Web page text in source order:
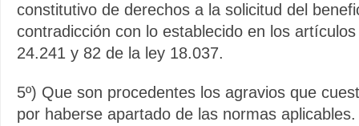
constitutivo de derechos a la solicitud del
contradicción con lo establecido en los
24.241 y 82 de la ley 18.037.
5º) Que son procedentes los agravios que
por haberse apartado de las normas